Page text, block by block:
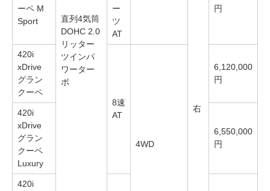
直列4気筒
DOHC 2.0
リッター
ツインパ
ワーター
ボ
右
ーペ M
Sport
ー
ツ
AT
円
420i
xDrive
グラン
クーペ
8速
AT
4WD
6,120,000
円
420i
xDrive
グラン
クーペ
Luxury
6,550,000
円
420i